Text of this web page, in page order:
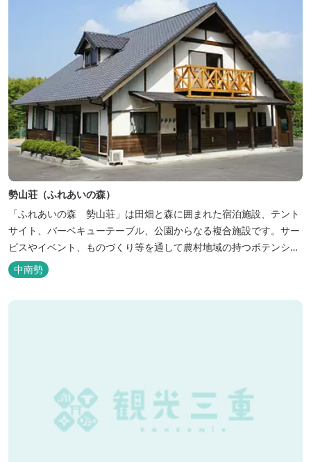
勢山荘（ふれあいの森）
「ふれあいの森 勢山荘」は田畑と森に囲まれた宿泊施設、テント
サイト、バーベキューテーブル、公園からなる複合施設です。サー
ビスやイベント、ものづくり等を通して農村地域の持つポテンシャ
ルを発信しています。 めだかやタガメなど水生生物が生息し、初夏
にはホタルが飛び交う「メダカ池」や、約９０００本のあじさいが
中南勢